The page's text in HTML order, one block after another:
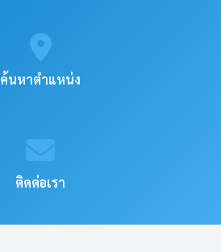
ค้นหาตำแหน่ง
ติดต่อเรา